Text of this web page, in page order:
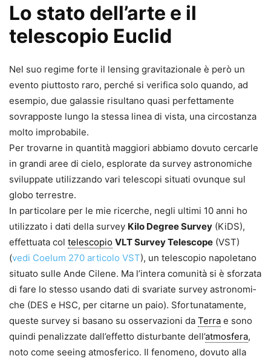
Lo stato dell’arte e il
telescopio Euclid
Nel suo regime forte il lensing gravi­tazionale è però un
evento piuttosto raro, perché si verifica solo quando, ad
esempio, due galassie risultano quasi perfettamente
sovrapposte lungo la stessa linea di vista, una circostanza
molto improbabile.
Per trovarne in quantità maggiori abbiamo dovuto cercarle
in grandi aree di cielo, esplorate da survey astronomiche
sviluppate utilizzan­do vari telescopi situati ovunque sul
globo terrestre.
In particolare per le mie ricerche, negli ultimi 10 anni ho
utilizzato i dati della survey Kilo Degree Survey (KiDS),
effettuata col telescopio VLT Survey Telescope (VST)
(vedi Coelum 270 articolo VST), un telesco­pio napoletano
situato sulle Ande Cilene. Ma l’intera comunità si è sforzata
di fare lo stesso usando dati di svariate survey astronomi­
che (DES e HSC, per citarne un paio). Sfortunatamente,
queste survey si basano su osservazioni da Terra e sono
quindi penalizzate dall’effetto disturbante dell’atmosfera,
noto come seeing atmosferico. Il fenome­no, dovuto alla